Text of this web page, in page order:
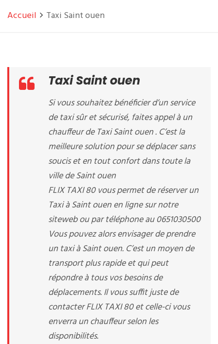
Accueil Taxi Saint ouen
Taxi Saint ouen
Si vous souhaitez bénéficier d’un service
de taxi sûr et sécurisé, faites appel à un
chauffeur de Taxi Saint ouen . C’est la
meilleure solution pour se déplacer sans
soucis et en tout confort dans toute la
ville de Saint ouen
FLIX TAXI 80 vous permet de réserver un
Taxi à Saint ouen en ligne sur notre
siteweb ou par téléphone au 0651030500
Vous pouvez alors envisager de prendre
un taxi à Saint ouen. C’est un moyen de
transport plus rapide et qui peut
répondre à tous vos besoins de
déplacements. Il vous suffit juste de
contacter FLIX TAXI 80 et celle-ci vous
enverra un chauffeur selon les
disponibilités.